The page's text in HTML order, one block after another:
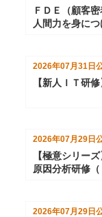
ＦＤＥ（顧客
人間力を身につ
2026年07月31日
【新人ＩＴ研
2026年07月29日
【極意シリー
原因分析研修（
2026年07月29日